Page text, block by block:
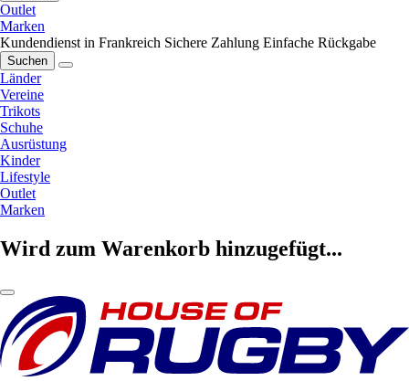
Outlet
Marken
Kundendienst in Frankreich Sichere Zahlung Einfache Rückgabe
Suchen
Länder
Vereine
Trikots
Schuhe
Ausrüstung
Kinder
Lifestyle
Outlet
Marken
Wird zum Warenkorb hinzugefügt...